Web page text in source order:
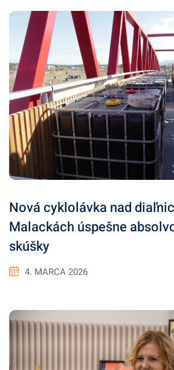
Nová cyklolávka nad
Malackách úspešne
skúšky
4. MARCA 2026